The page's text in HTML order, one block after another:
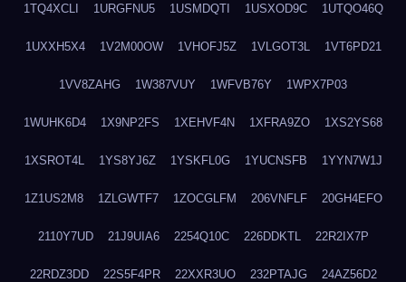
1TQ4XCLI 1URGFNU5 1USMDQTI 1USXOD9C 1UTQO46Q
1UXXH5X4 1V2M00OW 1VHOFJ5Z 1VLGOT3L 1VT6PD21
1VV8ZAHG 1W387VUY 1WFVB76Y 1WPX7P03
1WUHK6D4 1X9NP2FS 1XEHVF4N 1XFRA9ZO 1XS2YS68
1XSROT4L 1YS8YJ6Z 1YSKFL0G 1YUCNSFB 1YYN7W1J
1Z1US2M8 1ZLGWTF7 1ZOCGLFM 206VNFLF 20GH4EFO
2110Y7UD 21J9UIA6 2254Q10C 226DDKTL 22R2IX7P
22RDZ3DD 22S5F4PR 22XXR3UO 232PTAJG 24AZ56D2